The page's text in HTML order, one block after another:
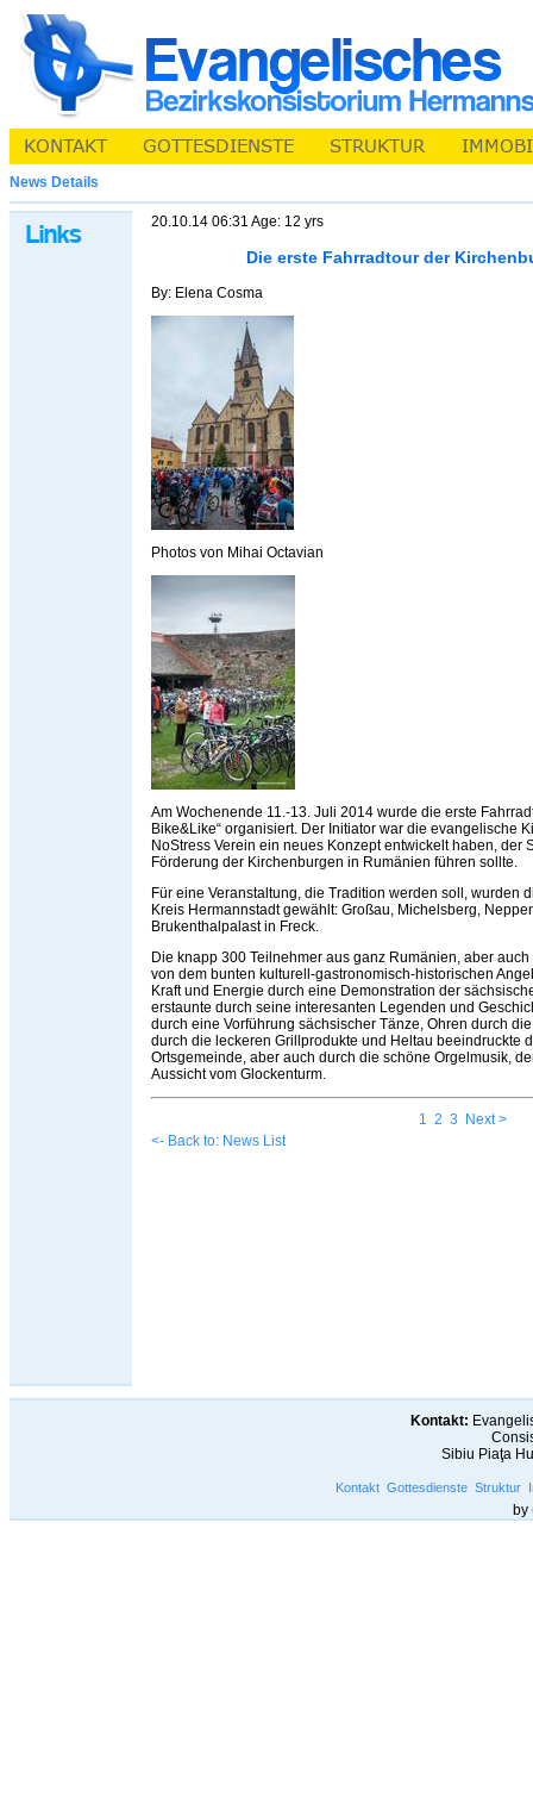
News Details
20.10.14 06:31 Age: 12 yrs
Die erste Fahrradtour der
By: Elena Cosma
Photos von Mihai Octavian
Am Wochenende 11.-13. Juli 2014 wurde die erste
Bike&Like“ organisiert. Der Initiator war die evangelische
NoStress Verein ein neues Konzept entwickelt haben, der
Förderung der Kirchenburgen in Rumänien führen sollte.
Für eine Veranstaltung, die Tradition werden soll, wurden
Kreis Hermannstadt gewählt: Großau, Michelsberg,
Brukenthalpalast in Freck.
Die knapp 300 Teilnehmer aus ganz Rumänien, aber
von dem bunten kulturell-gastronomisch-historischen
Kraft und Energie durch eine Demonstration der
erstaunte durch seine interesanten Legenden und
durch eine Vorführung sächsischer Tänze, Ohren durch
durch die leckeren Grillprodukte und Heltau beeindruckte
Ortsgemeinde, aber auch durch die schöne Orgelmusik,
Aussicht vom Glockenturm.
1 2 3
Next >
<- Back to: News List
Kontakt:
Sibiu Piaţa
Kontakt Gottesdienste Struktur
by